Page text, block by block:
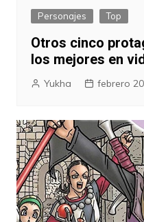
Personajes Top
Otros cinco
los mejores en
Yukha febrero